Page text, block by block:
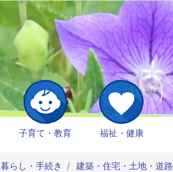
子育て・教育 福祉・健康
暮らし・手続き 建築・住宅・土地・道路